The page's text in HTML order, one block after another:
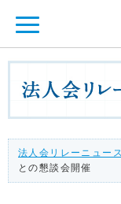
法人会リレーニュース
との懇談会開催